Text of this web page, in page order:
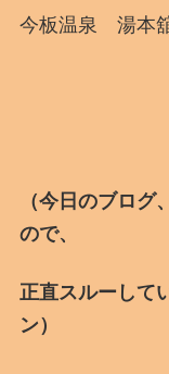
今板温泉 湯本
（今日のブロ
ので、
正直スルーして
ン）